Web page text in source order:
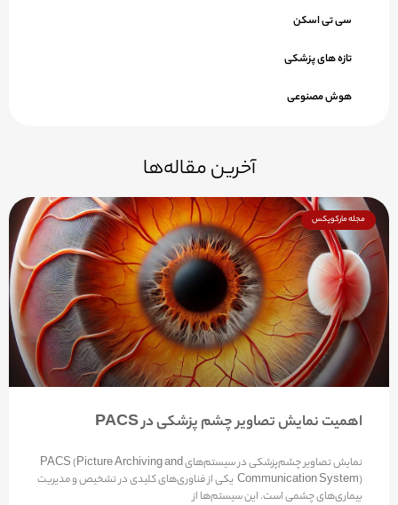
سی تی اسکن
تازه های پزشکی
هوش مصنوعی
آخرین مقاله‌ها
مجله مارکوپکس
اهمیت نمایش تصاویر چشم پزشکی در PACS
نمایش تصاویر چشم‌پزشکی در سیستم‌های PACS (Picture Archiving and
Communication System) یکی از فناوری‌های کلیدی در تشخیص و مدیریت
بیماری‌های چشمی است. این سیستم‌ها از